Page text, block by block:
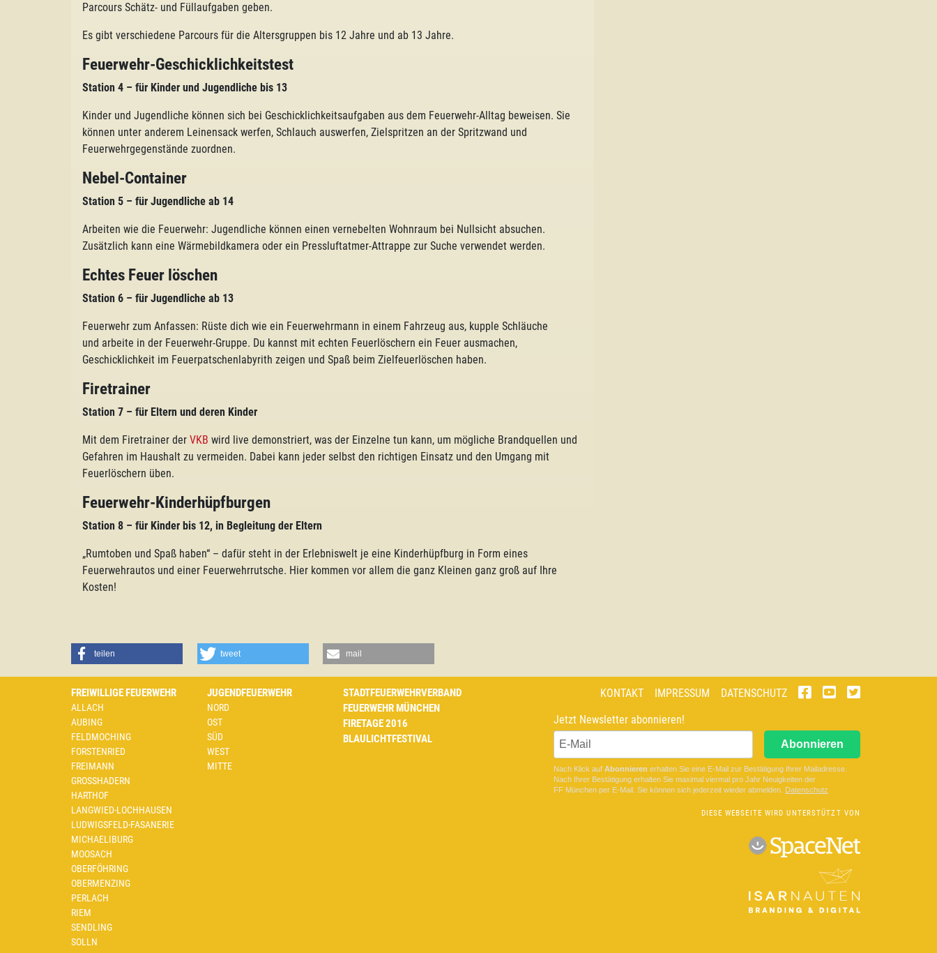
Parcours Schätz- und Füllaufgaben geben.
Es gibt verschiedene Parcours für die Altersgruppen bis 12 Jahre und ab 13 Jahre.
Feuerwehr-Geschicklichkeitstest
Station 4 – für Kinder und Jugendliche bis 13
Kinder und Jugendliche können sich bei Geschicklichkeitsaufgaben aus dem Feuerwehr-Alltag beweisen. Sie
können unter anderem Leinensack werfen, Schlauch auswerfen, Zielspritzen an der Spritzwand und
Feuerwehrgegenstände zuordnen.
Nebel-Container
Station 5 – für Jugendliche ab 14
Arbeiten wie die Feuerwehr: Jugendliche können einen vernebelten Wohnraum bei Nullsicht absuchen.
Zusätzlich kann eine Wärmebildkamera oder ein Pressluftatmer-Attrappe zur Suche verwendet werden.
Echtes Feuer löschen
Station 6 – für Jugendliche ab 13
Feuerwehr zum Anfassen: Rüste dich wie ein Feuerwehrmann in einem Fahrzeug aus, kupple Schläuche
und arbeite in der Feuerwehr-Gruppe. Du kannst mit echten Feuerlöschern ein Feuer ausmachen,
Geschicklichkeit im Feuerpatschenlabyrith zeigen und Spaß beim Zielfeuerlöschen haben.
Firetrainer
Station 7 – für Eltern und deren Kinder
Mit dem Firetrainer der VKB wird live demonstriert, was der Einzelne tun kann, um mögliche Brandquellen und
Gefahren im Haushalt zu vermeiden. Dabei kann jeder selbst den richtigen Einsatz und den Umgang mit
Feuerlöschern üben.
Feuerwehr-Kinderhüpfburgen
Station 8 – für Kinder bis 12, in Begleitung der Eltern
„Rumtoben und Spaß haben“ – dafür steht in der Erlebniswelt je eine Kinderhüpfburg in Form eines
Feuerwehrautos und einer Feuerwehrrutsche. Hier kommen vor allem die ganz Kleinen ganz groß auf Ihre
Kosten!
teilen tweet mail
FREIWILLIGE FEUERWEHR
ALLACH
AUBING
FELDMOCHING
FORSTENRIED
FREIMANN
GROSSHADERN
HARTHOF
LANGWIED-LOCHHAUSEN
LUDWIGSFELD-FASANERIE
MICHAELIBURG
MOOSACH
OBERFÖHRING
OBERMENZING
PERLACH
RIEM
SENDLING
SOLLN
JUGENDFEUERWEHR
NORD
OST
SÜD
WEST
MITTE
STADTFEUERWEHRVERBAND
FEUERWEHR MÜNCHEN
FIRETAGE 2016
BLAULICHTFESTIVAL
KONTAKT IMPRESSUM
DATENSCHUTZ
Jetzt Newsletter abonnieren!
Abonnieren
Nach Klick auf Abonnieren erhalten Sie eine E-Mail zur Bestätigung Ihrer Mailadresse.
Nach Ihrer Bestätigung erhalten Sie maximal viermal pro Jahr Neuigkeiten der
FF München per E-Mail. Sie können sich jederzeit wieder abmelden. Datenschutz
DIESE WEBSEITE WIRD UNTERSTÜTZT VON